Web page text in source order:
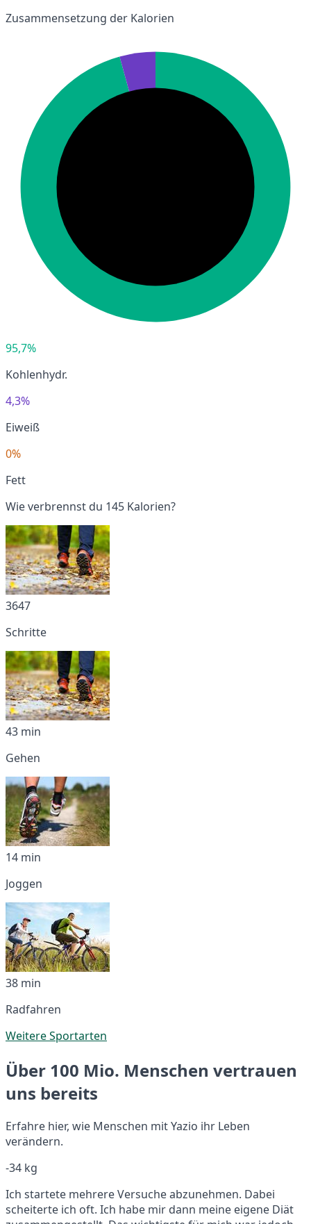
Zusammensetzung der Kalorien
95,7%
Kohlenhydr.
4,3%
Eiweiß
0%
Fett
Wie verbrennst du 145 Kalorien?
3647
Schritte
43 min
Gehen
14 min
Joggen
38 min
Radfahren
Weitere Sportarten
Über 100 Mio. Menschen vertrauen
uns bereits
Erfahre hier, wie Menschen mit Yazio ihr Leben
verändern.
-34 kg
Ich startete mehrere Versuche abzunehmen. Dabei
scheiterte ich oft. Ich habe mir dann meine eigene Diät